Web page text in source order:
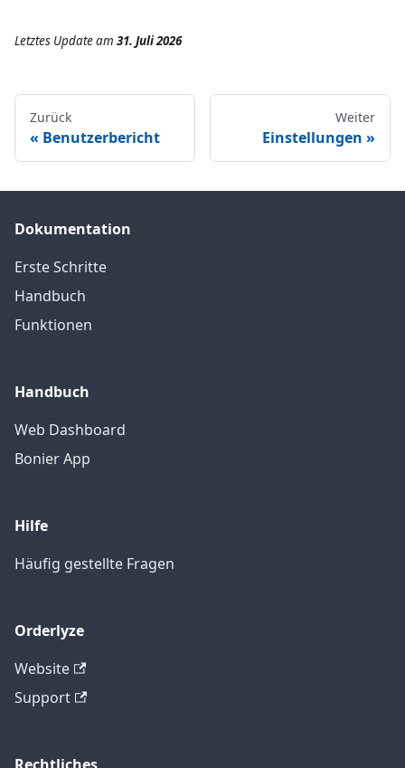
Letztes Updateam 31. Juli 2026
Zurück
Benutzerbericht
Weiter
Einstellungen
Dokumentation
Erste Schritte
Handbuch
Funktionen
Handbuch
Web Dashboard
Bonier App
Hilfe
Häufig gestellte Fragen
Orderlyze
Website
Support